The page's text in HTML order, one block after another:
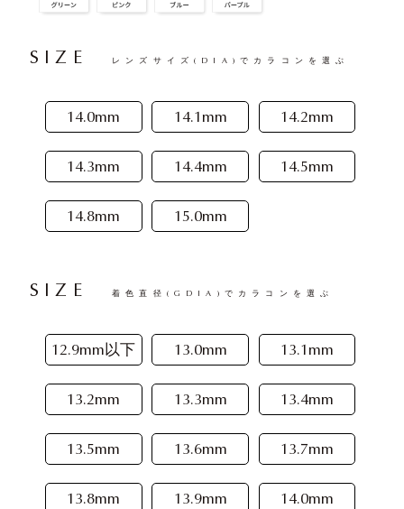
SIZE レンズサイズ(DIA)でカラコンを選ぶ
14.0mm 14.1mm 14.2mm
14.3mm 14.4mm 14.5mm
14.8mm 15.0mm
SIZE 着色直径(GDIA)でカラコンを選ぶ
12.9mm以下 13.0mm 13.1mm
13.2mm 13.3mm 13.4mm
13.5mm 13.6mm 13.7mm
13.8mm 13.9mm 14.0mm